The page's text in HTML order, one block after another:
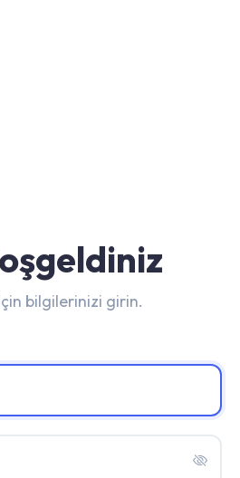
bilgilerinizi girin.